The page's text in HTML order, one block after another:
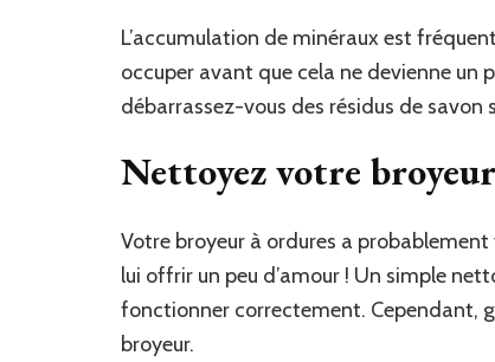
L’accumulation de minéraux est
occuper avant que cela ne devienne un
débarrassez-vous des résidus de savon
Nettoyez votre
Votre broyeur à ordures a
lui offrir un peu d’amour ! Un simple
fonctionner correctement. Cependant,
broyeur.